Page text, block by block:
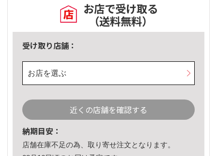
お店で受け取る
（送料無料）
受け取り店舗：
お店を選ぶ
近くの店舗を確認する
納期目安：
店舗在庫不足の為、取り寄せ注文となります。